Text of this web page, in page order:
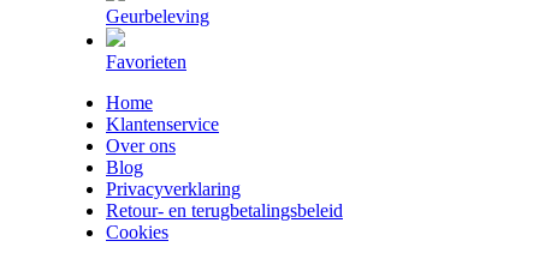
Geurbeleving
Favorieten
Home
Klantenservice
Over ons
Blog
Privacyverklaring
Retour- en terugbetalingsbeleid
Cookies